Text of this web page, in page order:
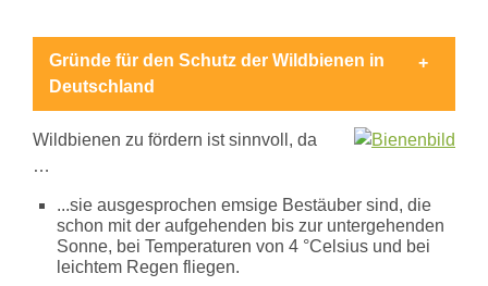
Mensch
technische
Schöpfungsverantwortung
Berufsschule
Gründe für den Schutz der Wildbienen in
Deutschland
Wildbienen zu fördern ist sinnvoll, da
…
...sie ausgesprochen emsige Bestäuber sind, die
schon mit der aufgehenden bis zur untergehenden
Sonne, bei Temperaturen von 4 °Celsius und bei
leichtem Regen fliegen.